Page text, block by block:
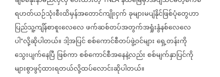
ရဟတ်ယဉ်သုံးစီးထိမှန်အတောင်ကျိုးငှက်ခုများမပျံနိုင်ဖြစ်ပုံတွေဟာ
ပြည်သူ့ကျိန်စာစူးလေလေဖက်ဆစ်တပ်အတွက်အရှုံးနွံနစ်လေလေ
ပါ"လို့ဆိုပါတယ်။ဒါ့အပြင်စစ်ကောင်စီတပ်ဖွဲ့ဝင်များရှေ့တန်းကို
သွေးပျက်နေပြီ ဖြစ်ကာစစ်ကောင်စီအနေနဲ့လည်းစစ်မျက်နှာပြင်ကို
များစွာဖွင့်ထားရတယ်လို့ထပ်လောင်းဆိုပါတယ်။